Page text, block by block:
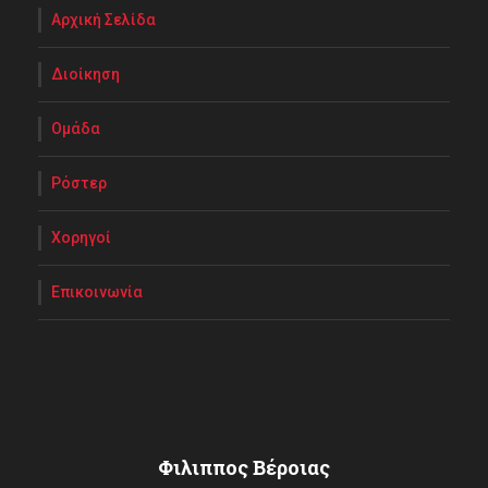
Αρχική Σελίδα
Διοίκηση
Ομάδα
Ρόστερ
Χορηγοί
Επικοινωνία
Φιλιππος Βέροιας